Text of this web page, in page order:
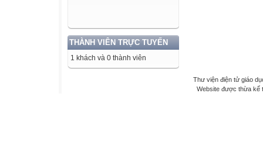
THÀNH VIÊN TRỰC TUYẾN
1 khách và 0 thành viên
Thư viện điện tử giáo
Website được thừa kế